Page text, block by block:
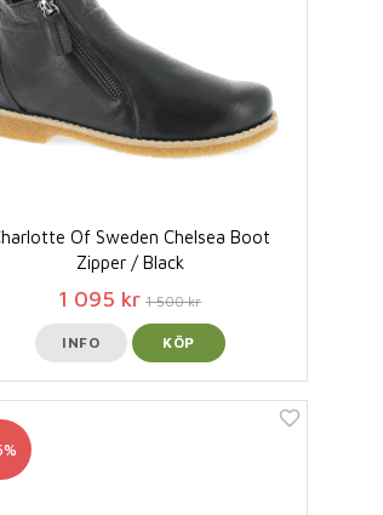
Of Sweden Chelsea Boot
Zipper / Black
1 095 kr 1 500 kr
INFO KÖP